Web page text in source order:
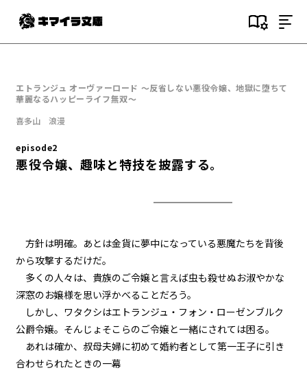
目次
悪役令嬢、地獄に堕ちる。
る。
悪役令嬢、愛猫と再会する。
episode4
episode5
悪役令嬢、レベルアップする。
episode6
エトランジュ オーヴァーロード ～反省しない悪役令嬢、地獄に堕ちて
華麗なるハッピーライフ無双～
喜多山 浪漫
episode2
悪役令嬢、趣味と特技を披露する。
方針は明確。あとは金貨に夢中になっている悪魔たちを背後
から攻撃するだけだ。
多くの人々は、貴族のご令嬢と言えば虫も殺せぬお淑やかな
深窓のお嬢様を思い浮かべることだろう。
しかし、ワタクシはエトランジュ・フォン・ローゼンブルク
公爵令嬢。そんじょそこらのご令嬢と一緒にされては困る。
あれは確か、叔母夫婦に初めて婚約者として第一王子に引き
合わせられたときの一幕――